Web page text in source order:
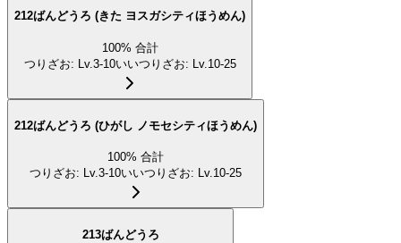
212ばんどうろ (きた ヨスガシティほうめん)
100% 合計
つりざお: Lv.3-10いいつりざお: Lv.10-25
212ばんどうろ (ひがし ノモセシティほうめん)
100% 合計
つりざお: Lv.3-10いいつりざお: Lv.10-25
213ばんどうろ